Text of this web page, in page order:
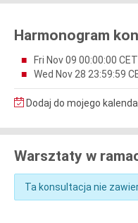
Harmonogram
Fri Nov 09 00:00:00
Wed Nov 28 23:59:59
Dodaj do mojego
Warsztaty w
Ta konsultacja nie